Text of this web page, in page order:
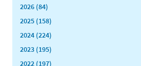
2026 (84)
2025 (158)
2024 (224)
2023 (195)
2022 (197)